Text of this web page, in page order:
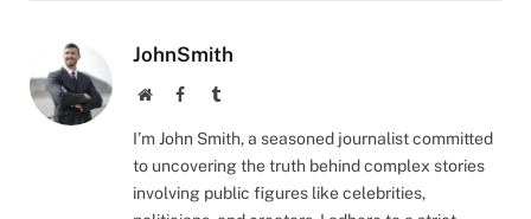
JohnSmith
WebsiteFacebookTumblr
I’m John Smith, a seasoned journalist committed
to uncovering the truth behind complex stories
involving public figures like celebrities,